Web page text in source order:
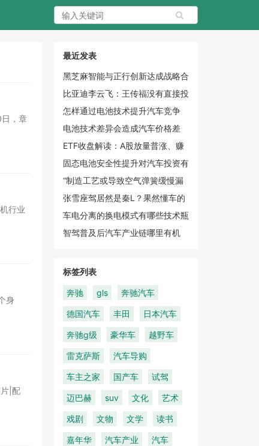
，章
行业
身
|配
最近发表
黑芝麻智能与正行创新达成战略合
作，共推具身智能规模化与全球化
比亚迪李云飞：王传福没有直接投
资长鑫科技，除了比亚迪，他也没
有以个人身份投资任何一家公司
怎样通过电池技术提升汽车竞争
力？
电池技术差异会造成汽车价格差
吗？
ETF收盘解读：A股放量普涨、赚
钱效应回升
固态电池安全性提升对汽车投资有
何价值？
“制造工艺或导致空气弹簧缓慢漏
气”，小鹏宣布召回33473辆小鹏
X9
张雪座驾居然是秦L？果然懂车的
人最后都选比亚迪
车电分离的换电模式有哪些技术瓶
颈？
智驾普及后汽车产业链哪里有机
标签列表
奔驰 gls 奔驰汽车
德国汽车 丰田 日本汽车
奔驰g级 豪华车 越野车
雷克萨斯 汽车导购
车主之家 国产车 试驾
迈巴赫 suv 文化 艺术
戏剧 文物 文学 读书
嘉年华 汽车产业 汽车